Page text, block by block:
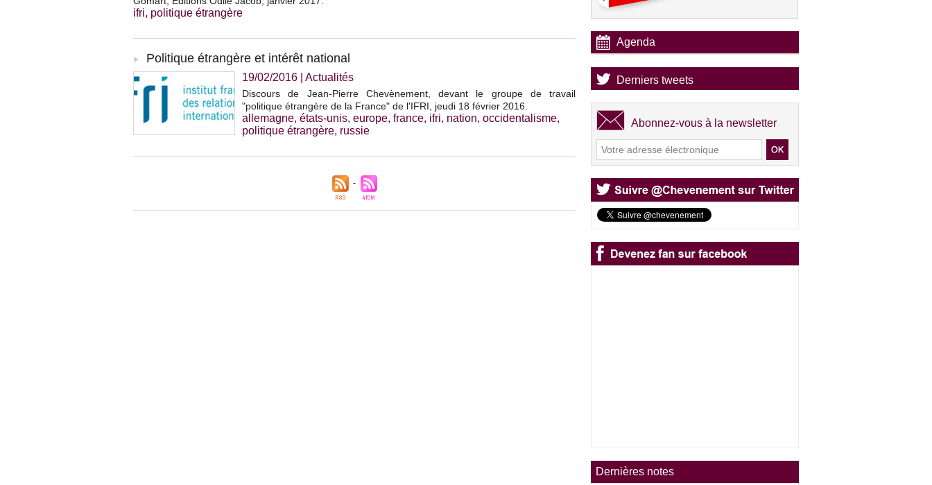
ifri, politique étrangère
Politique étrangère et intérêt national
19/02/2016 Actualités
Discours de Jean-Pierre Chevènement, devant le groupe de travail
"politique étrangère de la France" de l'IFRI, jeudi 18 février 2016.
allemagne, états-unis, europe, france, ifri, nation, occidentalisme,
politique étrangère, russie
Agenda
Derniers tweets
Abonnez-vous à la newsletter
Dernières notes